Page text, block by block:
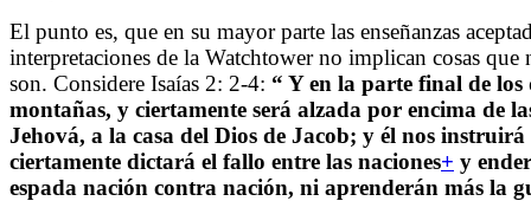
El punto es, que en su mayor parte las enseñanzas
interpretaciones de la Watchtower no implican cosas
son. Considere Isaías 2: 2-4: “ Y en la parte final de los
montañas, y ciertamente será alzada por encima de
Jehová, a la casa del Dios de Jacob; y él nos
ciertamente dictará el fallo entre las naciones+ y
espada nación contra nación, ni aprenderán más la